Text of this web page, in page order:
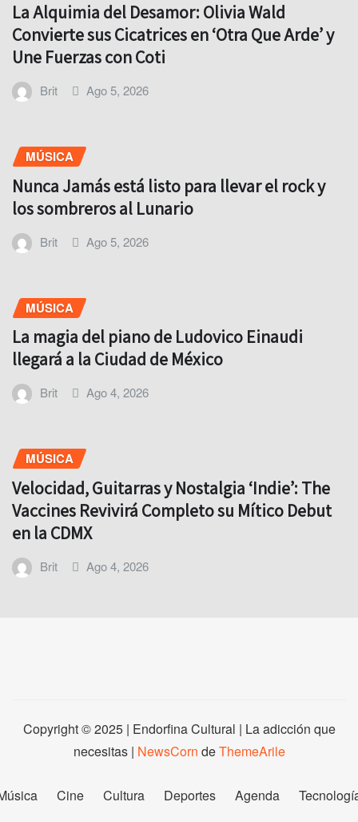
La Alquimia del Desamor: Olivia Wald
Convierte sus Cicatrices en ‘Otra Que Arde’ y
Une Fuerzas con Coti
Brit Ago 5, 2026
MÚSICA
Nunca Jamás está listo para llevar el rock y
los sombreros al Lunario
Brit Ago 5, 2026
MÚSICA
La magia del piano de Ludovico Einaudi
llegará a la Ciudad de México
Brit Ago 4, 2026
MÚSICA
Velocidad, Guitarras y Nostalgia ‘Indie’: The
Vaccines Revivirá Completo su Mítico Debut
en la CDMX
Brit Ago 4, 2026
Copyright © 2025 | Endorfina Cultural | La adicción que
necesitas | NewsCorn deThemeArile
Cine Cultura Deportes Agenda